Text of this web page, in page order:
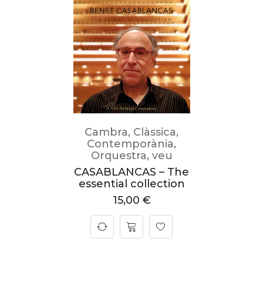
Cambra, Clàssica,
Contemporània,
Orquestra, veu
CASABLANCAS – The
essential collection
15,00 €